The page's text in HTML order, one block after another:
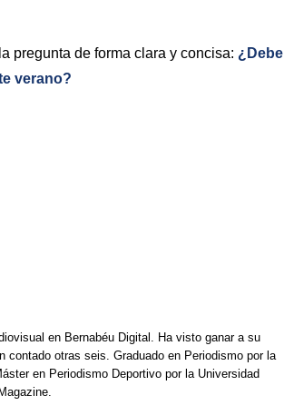
pregunta de forma clara y concisa: ¿Debe
verano?
en Bernabéu Digital. Ha visto ganar a su
contado otras seis. Graduado en Periodismo por la
en Periodismo Deportivo por la Universidad